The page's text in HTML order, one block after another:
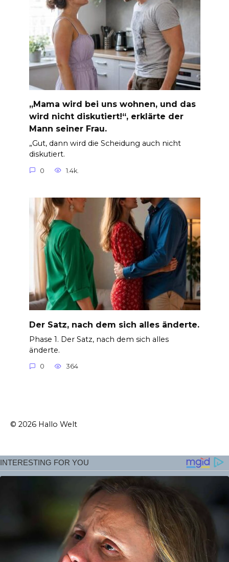
„Mama wird bei uns wohnen, und das
wird nicht diskutiert!“, erklärte der
Mann seiner Frau.
„Gut, dann wird die Scheidung auch nicht
diskutiert.
0 1.4k.
Der Satz, nach dem sich alles änderte.
Phase 1. Der Satz, nach dem sich alles
änderte.
0 364
© 2026 Hallo Welt